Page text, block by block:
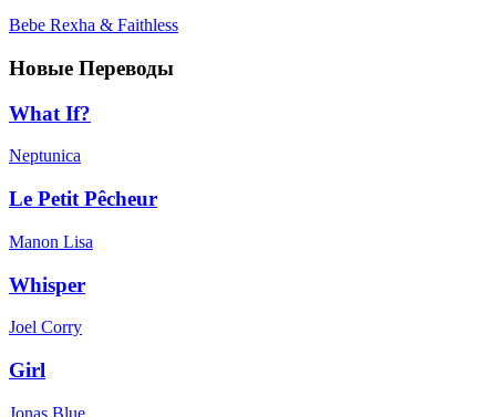
Bebe Rexha & Faithless
Новые Переводы
What If?
Neptunica
Le Petit Pêcheur
Manon Lisa
Whisper
Joel Corry
Girl
Jonas Blue